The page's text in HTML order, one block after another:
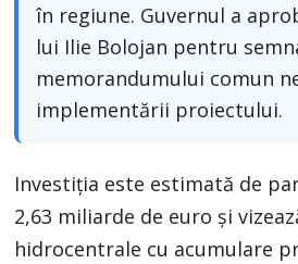
în regiune. Guvernul a
lui Ilie Bolojan pentru
memorandumului comun
implementării proiectului.
Investiția este estimată de
2,63 miliarde de euro și
hidrocentrale cu acumulare